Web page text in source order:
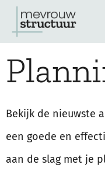
naar
inhoud
Bekijk de nieuwste
een goede en
aan de slag met je